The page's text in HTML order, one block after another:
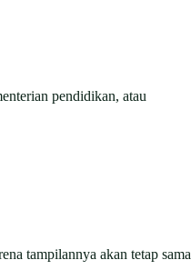
pendidikan, atau
tampilannya akan tetap sama